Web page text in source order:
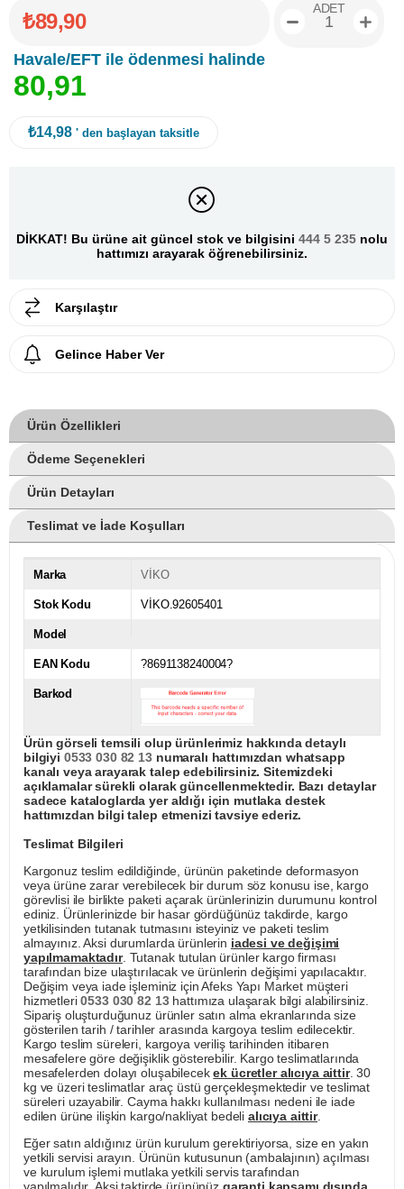
₺89,90
Havale/EFT ile ödenmesi halinde
80,91
ADET
₺14,98 ' den başlayan taksitle
DİKKAT! Bu ürüne ait güncel stok ve bilgisini 444 5 235 nolu
hattımızı arayarak öğrenebilirsiniz.
Karşılaştır
Gelince Haber Ver
Ürün Özellikleri
Ödeme Seçenekleri
Ürün Detayları
Teslimat ve İade Koşulları
Marka VİKO
Stok Kodu VİKO.92605401
Model
EAN Kodu ?8691138240004?
Barkod
Ürün görseli temsili olup ürünlerimiz hakkında detaylı
bilgiyi 0533 030 82 13numaralı hattımızdan whatsapp
kanalı veya arayarak talep edebilirsiniz. Sitemizdeki
açıklamalar sürekli olarak güncellenmektedir. Bazı detaylar
sadece kataloglarda yer aldığı için mutlaka destek
hattımızdan bilgi talep etmenizi tavsiye ederiz.
Teslimat Bilgileri
Kargonuz teslim edildiğinde, ürünün paketinde deformasyon
veya ürüne zarar verebilecek bir durum söz konusu ise, kargo
görevlisi ile birlikte paketi açarak ürünlerinizin durumunu kontrol
ediniz. Ürünlerinizde bir hasar gördüğünüz takdirde, kargo
yetkilisinden tutanak tutmasını isteyiniz ve paketi teslim
almayınız. Aksi durumlarda ürünlerin iadesi ve değişimi
yapılmamaktadır. Tutanak tutulan ürünler kargo firması
tarafından bize ulaştırılacak ve ürünlerin değişimi yapılacaktır.
Değişim veya iade işleminiz için Afeks Yapı Market müşteri
hizmetleri0533 030 82 13hattımıza ulaşarak bilgi alabilirsiniz.
Sipariş oluşturduğunuz ürünler satın alma ekranlarında size
gösterilen tarih / tarihler arasında kargoya teslim edilecektir.
Kargo teslim süreleri, kargoya veriliş tarihinden itibaren
mesafelere göre değişiklik gösterebilir. Kargo teslimatlarında
mesafelerden dolayı oluşabilecekek ücretler alıcıya aittir. 30
kg ve üzeri teslimatlar araç üstü gerçekleşmektedir ve teslimat
süreleri uzayabilir. Cayma hakkı kullanılması nedeni ile iade
edilen ürüne ilişkin kargo/nakliyat bedeli alıcıya aittir.
Eğer satın aldığınız ürün kurulum gerektiriyorsa, size en yakın
yetkili servisi arayın. Ürünün kutusunun (ambalajının) açılması
ve kurulum işlemi mutlaka yetkili servis tarafından